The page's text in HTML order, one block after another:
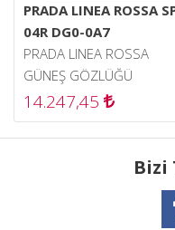
PRADA LINEA ROSSA
04R DG0-0A7
PRADA LINEA ROSSA
GÜNEŞ GÖZLÜĞÜ
14.247,45
Bizi